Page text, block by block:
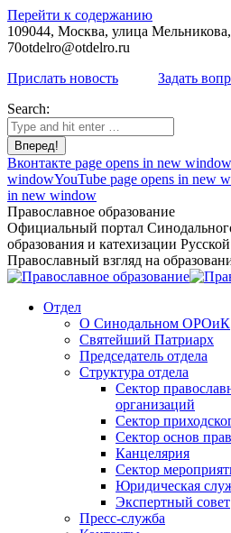
Перейти к содержанию
109044, Москва, улица
70otdelro@otdelro.ru
Прислать новость
Задать
Search:
Вконтакте page opens in new window
windowYouTube page opens in new
in new window
Православное образование
Официальный портал
образования и катехизации
Православный взгляд на
Отдел
О Синодальном ОРОиК
Святейший Патриарх
Председатель отдела
Структура отдела
Сектор
организаций
Сектор
Сектор основ
Канцелярия
Сектор
Юридическая
Экспертный совет
Пресс-служба